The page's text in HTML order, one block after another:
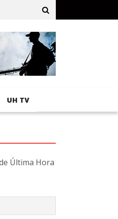
de terracería
UH TV
Última Hora